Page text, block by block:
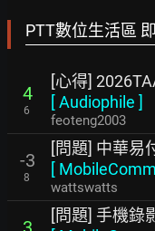
PTT數位生活區
4
6
[心得]
[Audiophile ]
feoteng2003
-3
8
[問題] 中華易
[ MobileComm
wattswatts
[問題] 手機錄